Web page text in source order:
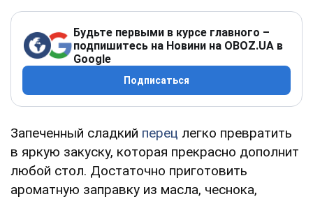
Будьте первыми в курсе главного –
подпишитесь на Новини на OBOZ.UA в
Google
Подписаться
Запеченный сладкий перец легко превратить
в яркую закуску, которая прекрасно дополнит
любой стол. Достаточно приготовить
ароматную заправку из масла, чеснока,